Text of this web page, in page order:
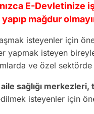
E-Devletinize
mağdur
isteyenler için
yapmak isteyen
ve özel
sağlığı merkezleri,
isteyenler için